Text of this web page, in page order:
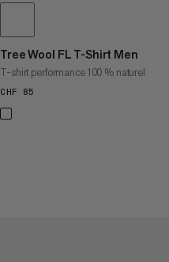
Tree Wool FL T-Shirt Men
T-shirt performance 100 % naturel
CHF 85